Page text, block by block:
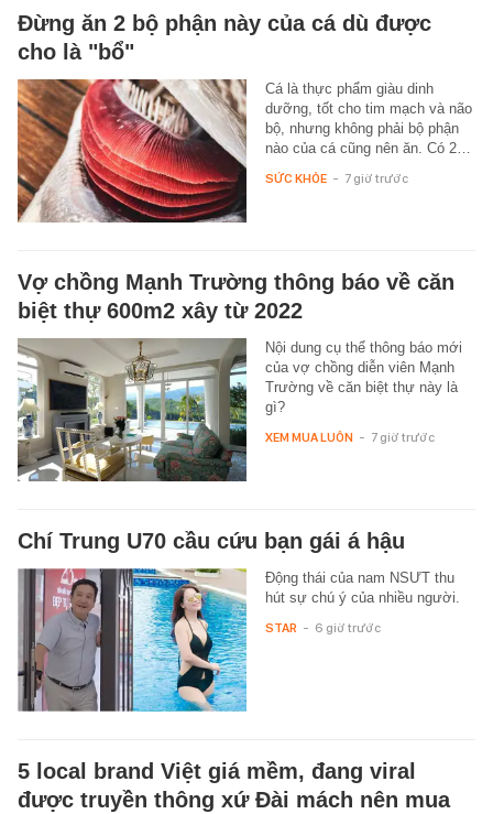
Đừng ăn 2 bộ phận này của cá dù được
cho là "bổ"
Cá là thực phẩm giàu dinh
dưỡng, tốt cho tim mạch và não
bộ, nhưng không phải bộ phận
nào của cá cũng nên ăn. Có 2…
SỨC KHỎE - 7 giờ trước
Vợ chồng Mạnh Trường thông báo về căn
biệt thự 600m2 xây từ 2022
Nội dung cụ thể thông báo mới
của vợ chồng diễn viên Mạnh
Trường về căn biệt thự này là
gì?
XEM MUA LUÔN - 7 giờ trước
Chí Trung U70 cầu cứu bạn gái á hậu
Động thái của nam NSƯT thu
hút sự chú ý của nhiều người.
STAR - 6 giờ trước
5 local brand Việt giá mềm, đang viral
được truyền thông xứ Đài mách nên mua